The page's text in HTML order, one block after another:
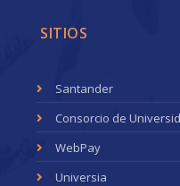
SITIOS
Santander
Consorcio de
WebPay
Universia